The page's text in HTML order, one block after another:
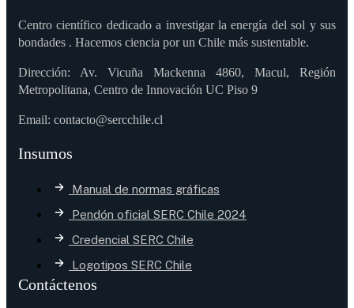
Centro científico dedicado a investigar la energía del sol y sus
bondades . Hacemos ciencia por un Chile más sustentable.
Dirección: Av. Vicuña Mackenna 4860, Macul, Región
Metropolitana, Centro de Innovación UC Piso 9
Email: contacto@sercchile.cl
Insumos
Manual de normas gráficas
Pendón oficial SERC Chile 2024
Credencial SERC Chile
Logotipos SERC Chile
Contáctenos